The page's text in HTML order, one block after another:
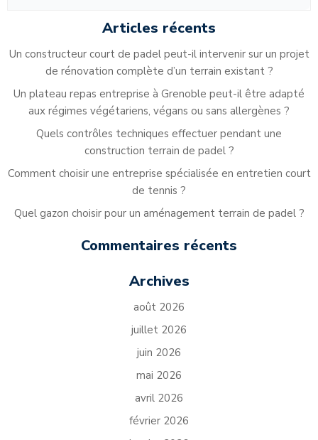
Articles récents
Un constructeur court de padel peut-il intervenir sur un projet
de rénovation complète d’un terrain existant ?
Un plateau repas entreprise à Grenoble peut-il être adapté
aux régimes végétariens, végans ou sans allergènes ?
Quels contrôles techniques effectuer pendant une
construction terrain de padel ?
Comment choisir une entreprise spécialisée en entretien court
de tennis ?
Quel gazon choisir pour un aménagement terrain de padel ?
Commentaires récents
Archives
août 2026
juillet 2026
juin 2026
mai 2026
avril 2026
février 2026